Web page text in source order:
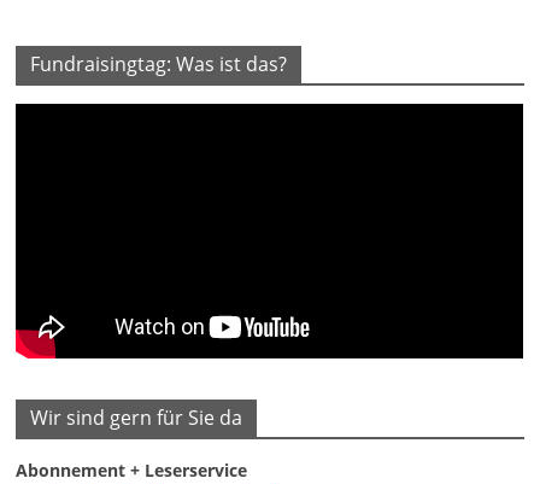
Fundraisingtag: Was ist das?
Wir sind gern für Sie da
Abonnement + Leserservice